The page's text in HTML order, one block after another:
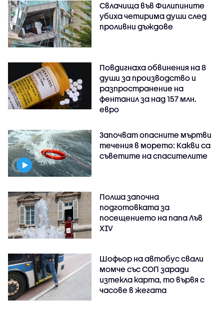
Свлачища във Филипините
убиха четирима души след
проливни дъждове
Повдигнаха обвинения на 8
души за производство и
разпространение на
фентанил за над 157 млн.
евро
Започват опасните мъртви
течения в морето: Какви са
съветите на спасителите
Полша започна
подготовката за
посещението на папа Лъв
XIV
Шофьор на автобус свали
момче със СОП заради
изтекла карта, то вървя с
часове в жегата